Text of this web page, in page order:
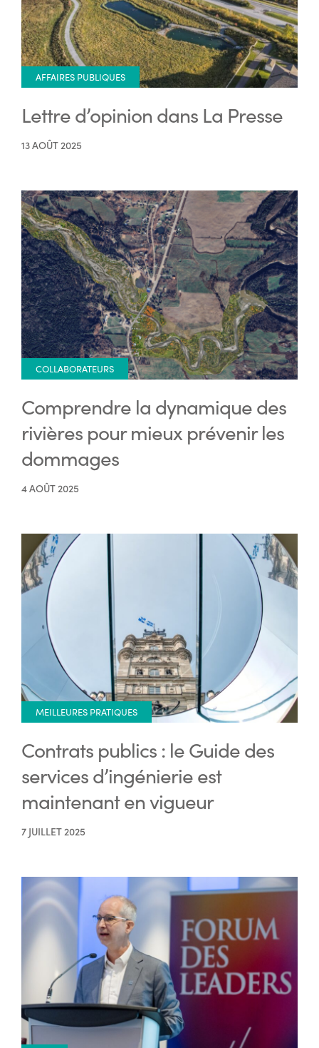
AFFAIRES PUBLIQUES
Lettre d’opinion dans La Presse
13 AOÛT 2025
COLLABORATEURS
Comprendre la dynamique des
rivières pour mieux prévenir les
dommages
4 AOÛT 2025
MEILLEURES PRATIQUES
Contrats publics : le Guide des
services d’ingénierie est
maintenant en vigueur
7 JUILLET 2025